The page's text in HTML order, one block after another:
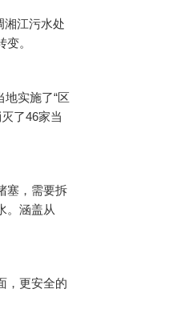
湘江污水处
。
实施了“区
了46家当
塞，需要拆
。涵盖从
，更安全的